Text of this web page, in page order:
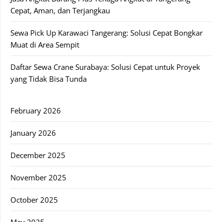
Cepat, Aman, dan Terjangkau
Sewa Pick Up Karawaci Tangerang: Solusi Cepat Bongkar
Muat di Area Sempit
Daftar Sewa Crane Surabaya: Solusi Cepat untuk Proyek
yang Tidak Bisa Tunda
February 2026
January 2026
December 2025
November 2025
October 2025